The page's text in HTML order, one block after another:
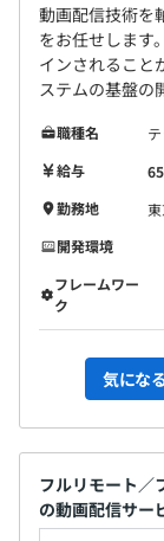
動画配信技術を
をお任せします
インされること
ステムの基盤
職種名
給与
勤務地
開発環境
フレームワー
ク
気にな
フルリモート／
の動画配信サー